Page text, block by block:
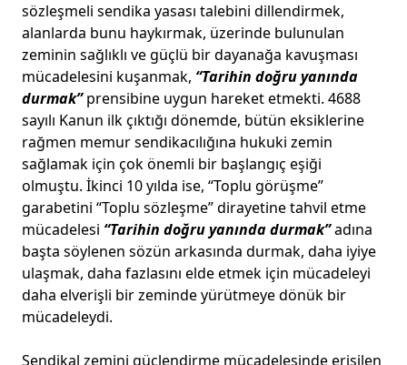
sözleşmeli sendika yasası talebini dillendirmek,
alanlarda bunu haykırmak, üzerinde bulunulan
zeminin sağlıklı ve güçlü bir dayanağa kavuşması
mücadelesini kuşanmak, “Tarihin doğru yanında
durmak”prensibine uygun hareket etmekti. 4688
sayılı Kanun ilk çıktığı dönemde, bütün eksiklerine
rağmen memur sendikacılığına hukuki zemin
sağlamak için çok önemli bir başlangıç eşiği
olmuştu. İkinci 10 yılda ise, “Toplu görüşme”
garabetini “Toplu sözleşme” dirayetine tahvil etme
mücadelesi “Tarihin doğru yanında durmak”adına
başta söylenen sözün arkasında durmak, daha iyiye
ulaşmak, daha fazlasını elde etmek için mücadeleyi
daha elverişli bir zeminde yürütmeye dönük bir
mücadeleydi.
Sendikal zemini güçlendirme mücadelesinde erişilen